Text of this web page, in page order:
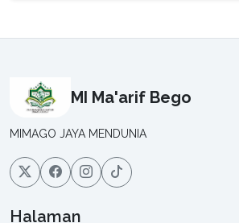
MI Ma'arif Bego
MIMAGO JAYA MENDUNIA
Halaman